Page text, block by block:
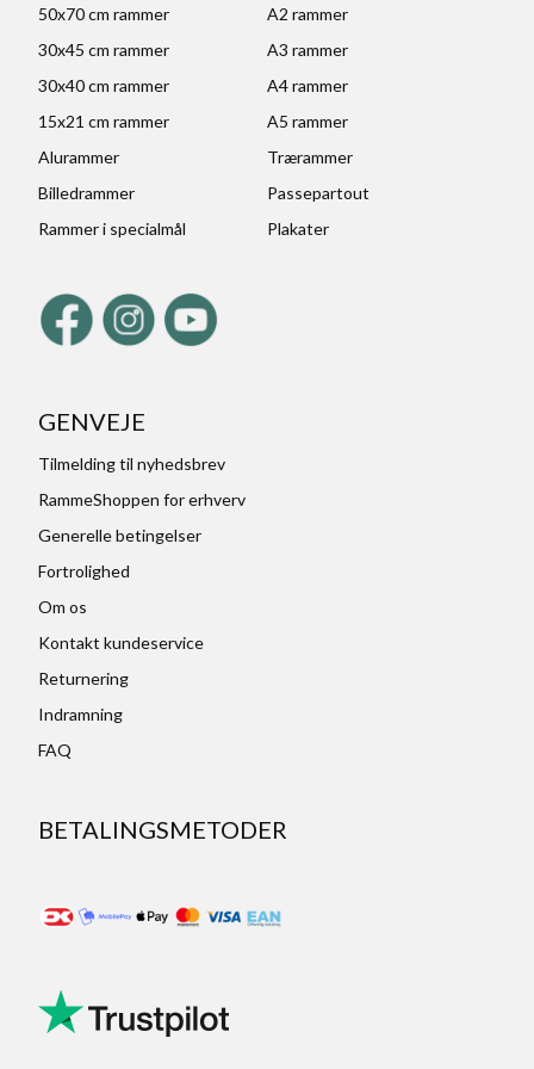
50x70 cm rammer
A2 rammer
30x45 cm rammer
A3 rammer
30x40 cm rammer
A4 rammer
15x21 cm rammer
A5 rammer
Alurammer
Trærammer
Billedrammer
Passepartout
Rammer i specialmål
Plakater
GENVEJE
Tilmelding til nyhedsbrev
RammeShoppen for erhverv
Generelle betingelser
Fortrolighed
Om os
Kontakt kundeservice
Returnering
Indramning
FAQ
BETALINGSMETODER